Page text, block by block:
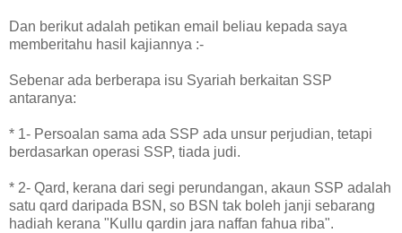
Dan berikut adalah petikan email beliau kepada saya
memberitahu hasil kajiannya :-
Sebenar ada berberapa isu Syariah berkaitan SSP
antaranya:
* 1- Persoalan sama ada SSP ada unsur perjudian, tetapi
berdasarkan operasi SSP, tiada judi.
* 2- Qard, kerana dari segi perundangan, akaun SSP adalah
satu qard daripada BSN, so BSN tak boleh janji sebarang
hadiah kerana "Kullu qardin jara naffan fahua riba".